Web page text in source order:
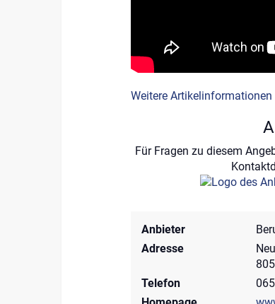
Weitere Artikelinformationen
Für Fragen zu diesem
Anbieter
Adresse
Telefon